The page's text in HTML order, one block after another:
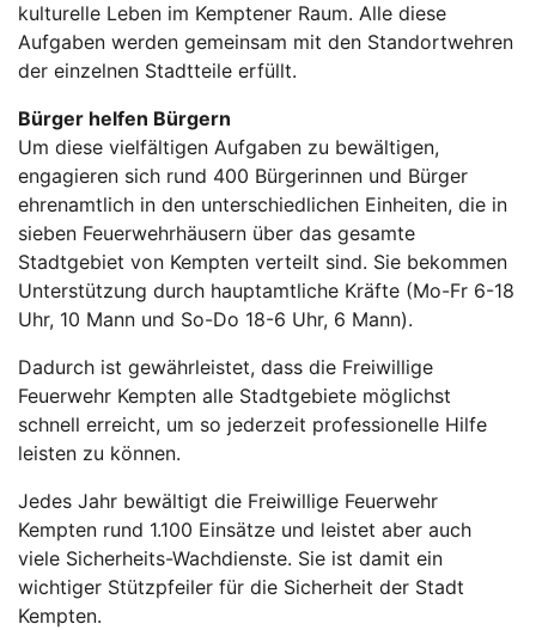
kulturelle Leben im Kemptener Raum. Alle diese
Aufgaben werden gemeinsam mit den Standortwehren
der einzelnen Stadtteile erfüllt.
Bürger helfen Bürgern
Um diese vielfältigen Aufgaben zu bewältigen,
engagieren sich rund 400 Bürgerinnen und Bürger
ehrenamtlich in den unterschiedlichen Einheiten, die in
sieben Feuerwehrhäusern über das gesamte
Stadtgebiet von Kempten verteilt sind. Sie bekommen
Unterstützung durch hauptamtliche Kräfte (Mo-Fr 6-18
Uhr, 10 Mann und So-Do 18-6 Uhr, 6 Mann).
Dadurch ist gewährleistet, dass die Freiwillige
Feuerwehr Kempten alle Stadtgebiete möglichst
schnell erreicht, um so jederzeit professionelle Hilfe
leisten zu können.
Jedes Jahr bewältigt die Freiwillige Feuerwehr
Kempten rund 1.100 Einsätze und leistet aber auch
viele Sicherheits-Wachdienste. Sie ist damit ein
wichtiger Stützpfeiler für die Sicherheit der Stadt
Kempten.